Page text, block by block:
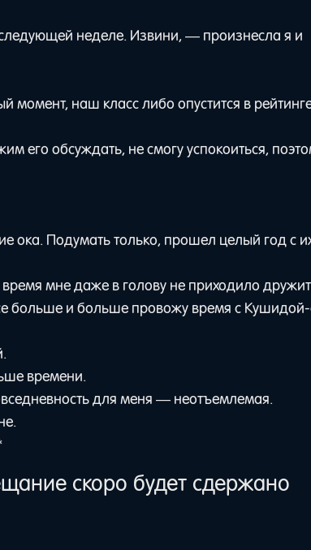
неделе. Извини, — произнесла я и
момент, наш класс либо опустится в
его обсуждать, не смогу успокоиться,
ока. Подумать только, прошел целый год с
мне даже в голову не приходило
больше и больше провожу время с
времени.
для меня — неотъемлемая.
скоро будет сдержано